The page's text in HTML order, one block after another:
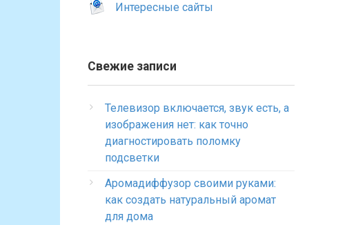
Интересные сайты
Свежие записи
Телевизор включается, звук есть, а
изображения нет: как точно
диагностировать поломку
подсветки
Аромадиффузор своими руками:
как создать натуральный аромат
для дома